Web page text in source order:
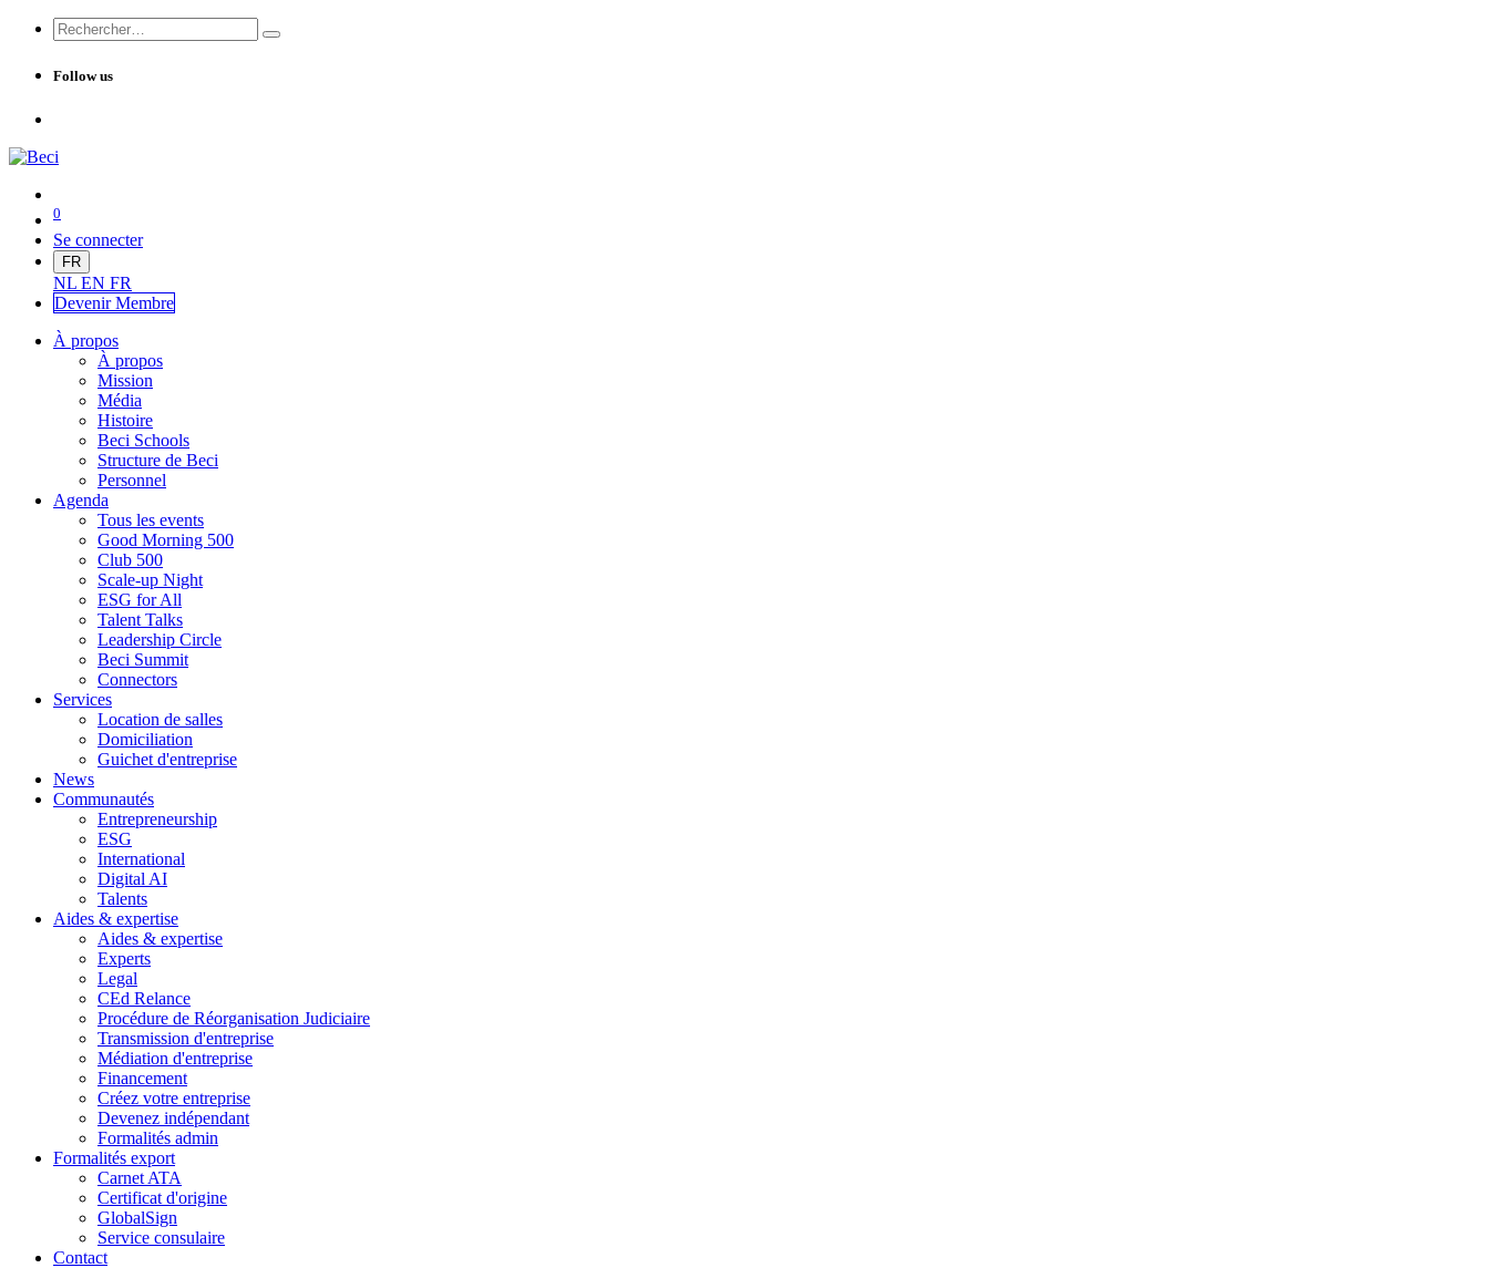
Follow us
0
Se connecter
FR
NL EN FR
Devenir Membre
À propos
À propos
Mission
Média
Histoire
Beci Schools
Structure de Beci
Personnel
Agenda
Tous les events
Good Morning 500
Club 500
Scale-up Night
ESG for All
Talent Talks
Leadership Circle
Beci Summit
Connectors
Services
Location de salles
Domiciliation
Guichet d'entreprise
News
Communautés
Entrepreneurship
ESG
International
Digital AI
Talents
Aides & expertise
Aides & expertise
Experts
Legal
CEd Relance
Procédure de Réorganisation Judiciaire
Transmission d'entreprise
Médiation d'entreprise
Financement
Créez votre entreprise
Devenez indépendant
Formalités admin
Formalités export
Carnet ATA
Certificat d'origine
GlobalSign
Service consulaire
Contact